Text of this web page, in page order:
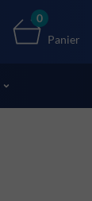
0
Panier